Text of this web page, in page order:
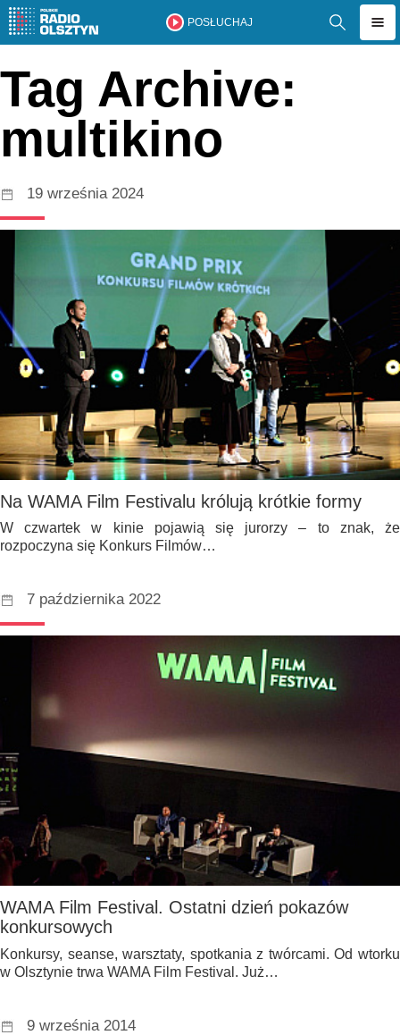
POSŁUCHAJ
Tag Archive:
multikino
19 września 2024
Na WAMA Film Festivalu królują krótkie formy
W czwartek w kinie pojawią się jurorzy – to znak, że
rozpoczyna się Konkurs Filmów…
7 października 2022
WAMA Film Festival. Ostatni dzień pokazów
konkursowych
Konkursy, seanse, warsztaty, spotkania z twórcami. Od wtorku
w Olsztynie trwa WAMA Film Festival. Już…
9 września 2014